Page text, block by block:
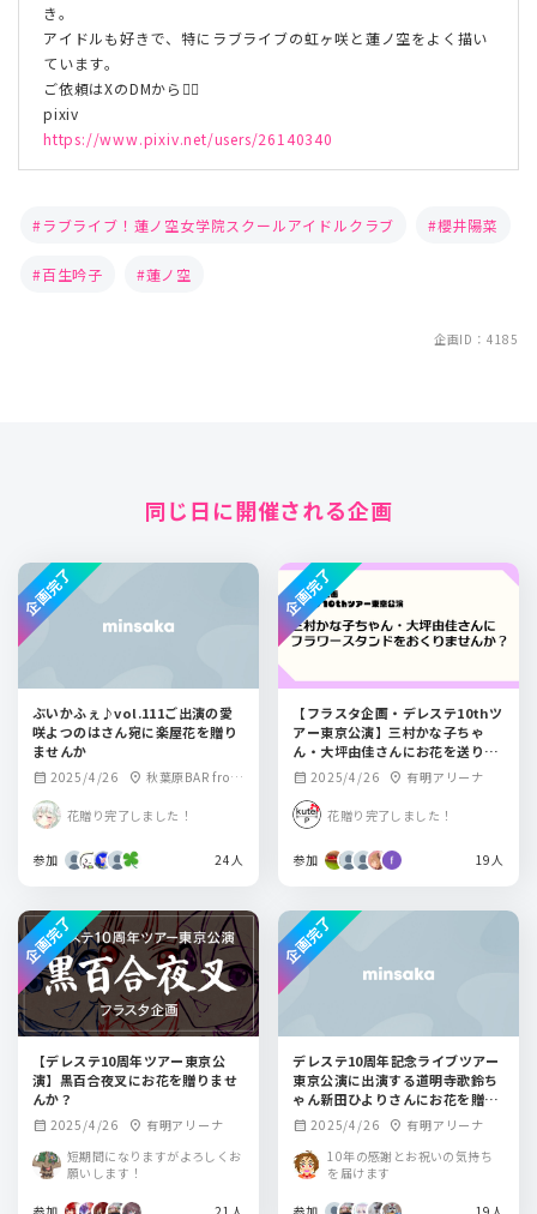
き。
アイドルも好きで、特にラブライブの虹ヶ咲と蓮ノ空をよく描い
ています。
ご依頼はXのDMから🙇‍♀️
pixiv
https://www.pixiv.net/users/26140340
ラブライブ！蓮ノ空女学院スクールアイドルクラブ 櫻井陽菜
百生吟子 蓮ノ空
企画ID：4185
同じ日に開催される企画
ぶいかふぇ♪vol.111ご出演の愛
咲よつのはさん宛に楽屋花を贈り
ませんか
calendar_month 2025/4/26 location_on 秋葉原BAR from
花贈り完了しました！
参加 24人
企画完了
【フラスタ企画・デレステ10thツ
アー東京公演】三村かな子ちゃ
ん・大坪由佳さんにお花を送りま
せんか？
calendar_month 2025/4/26 location_on 有明アリーナ
花贈り完了しました！
参加 19人
企画完了
【デレステ10周年ツアー東京公
演】黒百合夜叉にお花を贈りませ
んか？
calendar_month 2025/4/26 location_on 有明アリーナ
短期間になりますがよろしくお
願いします！
企画完了
デレステ10周年記念ライブツアー
東京公演に出演する道明寺歌鈴ち
ゃん新田ひよりさんにお花を贈り
ましょう
calendar_month 2025/4/26 location_on 有明アリーナ
10年の感謝とお祝いの気持ち
を届けます
企画完了